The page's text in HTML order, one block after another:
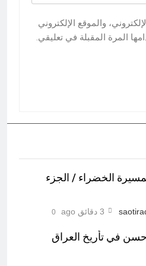
والموقع الإلكتروني
المرة المقبلة في تعليقي.
الخضراء / الجزء
3 دقائق ago 0
في تأريخ العراق